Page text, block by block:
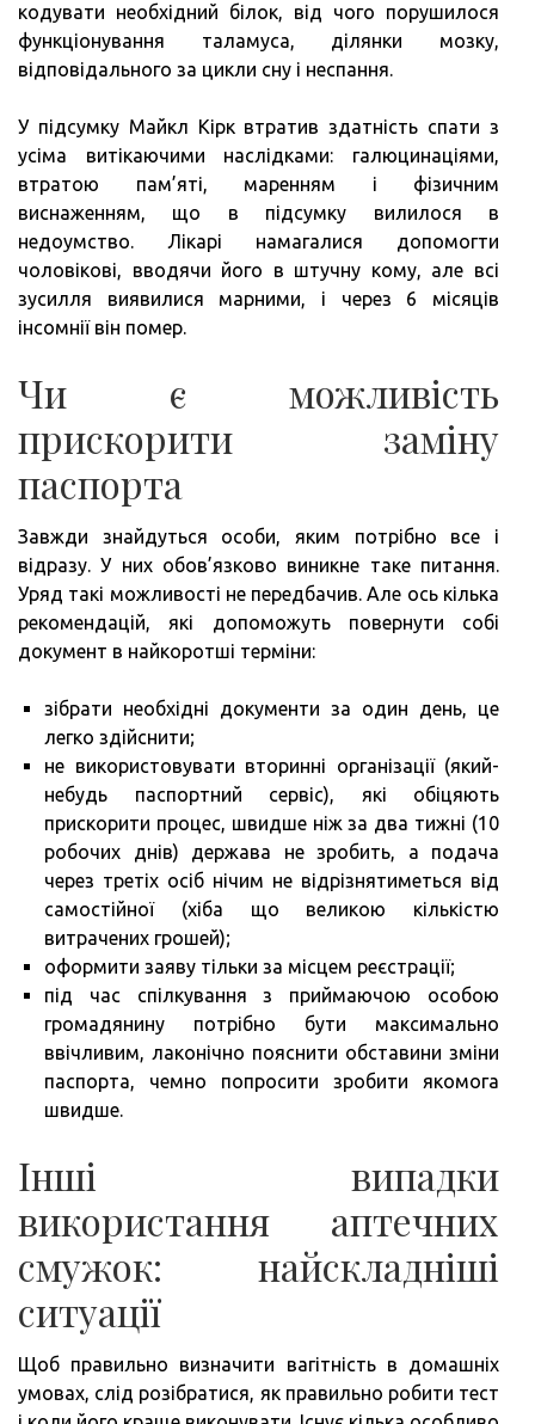
кодувати необхідний білок, від чого порушилося
функціонування таламуса, ділянки мозку,
відповідального за цикли сну і неспання.
У підсумку Майкл Кірк втратив здатність спати з
усіма витікаючими наслідками: галюцинаціями,
втратою пам’яті, маренням і фізичним
виснаженням, що в підсумку вилилося в
недоумство. Лікарі намагалися допомогти
чоловікові, вводячи його в штучну кому, але всі
зусилля виявилися марними, і через 6 місяців
інсомнії він помер.
Чи є можливість
прискорити заміну
паспорта
Завжди знайдуться особи, яким потрібно все і
відразу. У них обов’язково виникне таке питання.
Уряд такі можливості не передбачив. Але ось кілька
рекомендацій, які допоможуть повернути собі
документ в найкоротші терміни:
зібрати необхідні документи за один день, це
легко здійснити;
не використовувати вторинні організації (який-
небудь паспортний сервіс), які обіцяють
прискорити процес, швидше ніж за два тижні (10
робочих днів) держава не зробить, а подача
через третіх осіб нічим не відрізнятиметься від
самостійної (хіба що великою кількістю
витрачених грошей);
оформити заяву тільки за місцем реєстрації;
під час спілкування з приймаючою особою
громадянину потрібно бути максимально
ввічливим, лаконічно пояснити обставини зміни
паспорта, чемно попросити зробити якомога
швидше.
Інші випадки
використання аптечних
смужок: найскладніші
ситуації
Щоб правильно визначити вагітність в домашніх
умовах, слід розібратися, як правильно робити тест